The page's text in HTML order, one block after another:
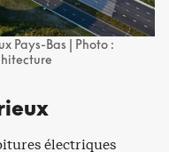
Pays-Bas | Photo :
électriques